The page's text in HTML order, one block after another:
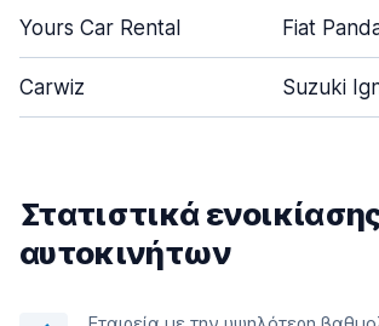
Yours Car Rental Fiat
Carwiz Suzuki
Στατιστικά
αυτοκινήτων